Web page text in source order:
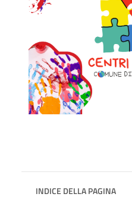
INDICE DELLA PAGINA